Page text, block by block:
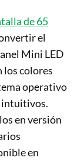
de 65
el
Mini LED
los colores
operativo
intuitivos.
en versión
en